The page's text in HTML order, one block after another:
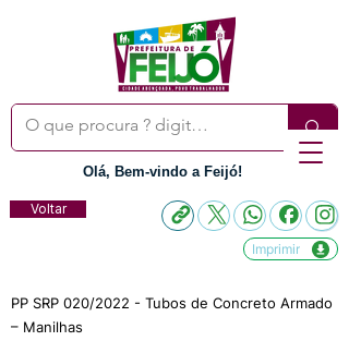
Olá, Bem-vindo a Feijó!
Voltar
Imprimir
PP SRP 020/2022 - Tubos de Concreto Armado
– Manilhas